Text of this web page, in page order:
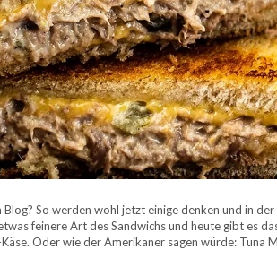
So werden wohl jetzt einige denken und in der
feinere Art des Sandwichs und heute gibt es
Oder wie der Amerikaner sagen würde: Tuna